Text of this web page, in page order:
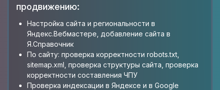
продвижению:
Настройка сайта и региональности в
Яндекс.Вебмастере, добавление сайта в
Я.Справочник
По сайту: проверка корректности robots.txt,
sitemap.xml, проверка структуры сайта, проверка
корректности составления ЧПУ
Проверка индексации в Яндексе и в Google